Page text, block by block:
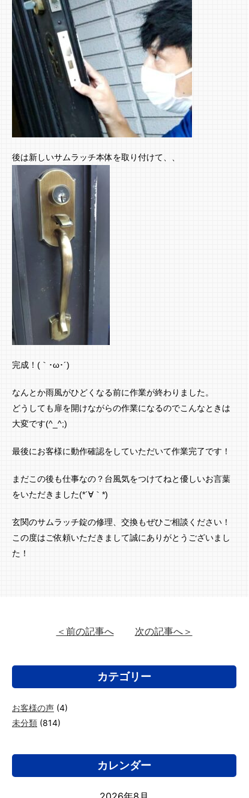
後は新しいサムラッチ本体を取り付けて、、
完成！(｀･ω･´)ゞ
なんとか雨風がひどくなる前に作業が終わりました。
どうしても扉を開けながらの作業になるのでこんなときは
大変です(^_^;)
最後にお客様に動作確認をしていただいて作業完了です！
まだこの後も仕事なの？台風気をつけてねと優しいお言葉
をいただきました(*´∀｀*)
玄関のサムラッチ錠の修理、交換もぜひご相談ください！
この度はご依頼いただきまして誠にありがとうございまし
た！
＜前の記事へ 次の記事へ＞
カテゴリー
お客様の声 (4)
未分類 (814)
カレンダー